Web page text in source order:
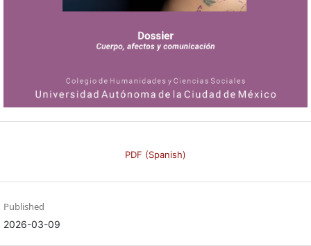
PDF (Spanish)
Published
2026-03-09